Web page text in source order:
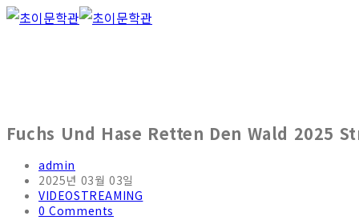
Fuchs Und Hase Retten Den Wald 2025
admin
2025년 03월 03일
VIDEOSTREAMING
0 Comments